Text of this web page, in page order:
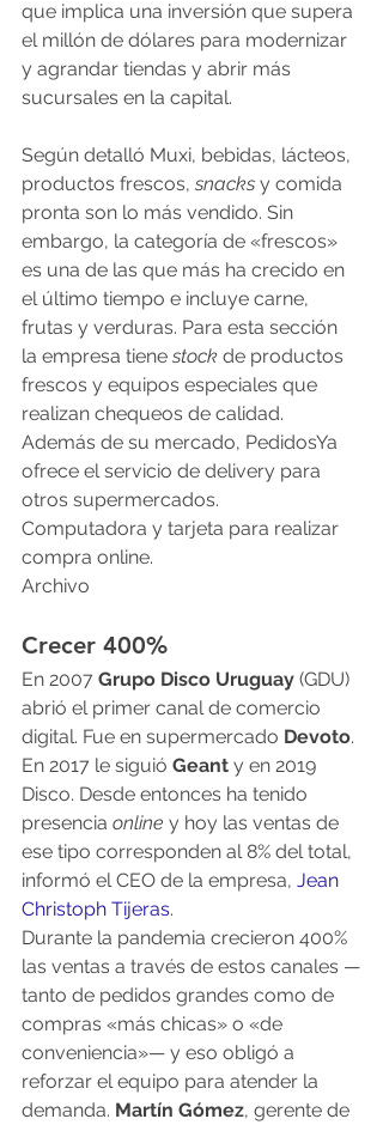
que implica una inversión que supera
el millón de dólares para modernizar
y agrandar tiendas y abrir más
sucursales en la capital.
Según detalló Muxi, bebidas, lácteos,
productos frescos, snacks y comida
pronta son lo más vendido. Sin
embargo, la categoría de «frescos»
es una de las que más ha crecido en
el último tiempo e incluye carne,
frutas y verduras. Para esta sección
la empresa tiene stock de productos
frescos y equipos especiales que
realizan chequeos de calidad.
Además de su mercado, PedidosYa
ofrece el servicio de delivery para
otros supermercados.
Computadora y tarjeta para realizar
compra online.
Archivo
Crecer 400%
En 2007 Grupo Disco Uruguay (GDU)
abrió el primer canal de comercio
digital. Fue en supermercado Devoto.
En 2017 le siguió Geant y en 2019
Disco. Desde entonces ha tenido
presencia online y hoy las ventas de
ese tipo corresponden al 8% del total,
informó el CEO de la empresa, Jean
Christoph Tijeras.
Durante la pandemia crecieron 400%
las ventas a través de estos canales —
tanto de pedidos grandes como de
compras «más chicas» o «de
conveniencia»— y eso obligó a
reforzar el equipo para atender la
demanda. Martín Gómez, gerente de